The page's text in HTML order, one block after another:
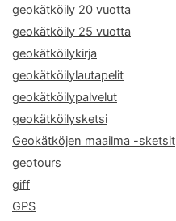
geokätköily 20 vuotta
geokätköily 25 vuotta
geokätköilykirja
geokätköilylautapelit
geokätköilypalvelut
geokätköilysketsi
Geokätköjen maailma -sketsit
geotours
giff
GPS